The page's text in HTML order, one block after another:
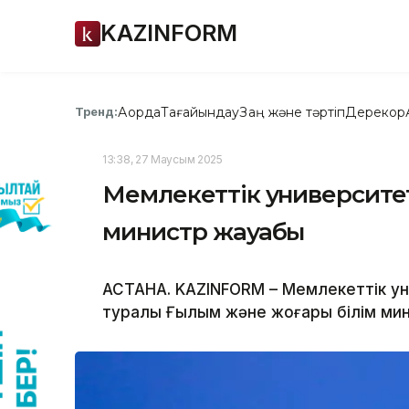
KAZINFORM
Тренд:АқордаТағайындауЗаң және тәртіпДерекқор
13:38, 27 Маусым 2025
Мемлекеттік
министр жауабы
АСТАНА. KAZINFORM – Мемлекеттік
туралы Ғылым және жоғары білім